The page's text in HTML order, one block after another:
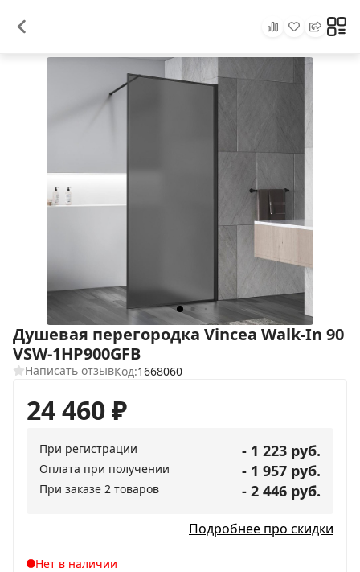
Душевая перегородка Vincea Walk-In 90
VSW-1HP900GFB
Написать отзывКод:1668060
24 460₽
При регистрации - 1 223 руб.
Оплата при получении - 1 957 руб.
При заказе 2 товаров - 2 446 руб.
Подробнее про скидки
Нет в наличии